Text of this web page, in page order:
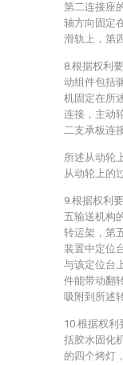
第二连接座
轴方向固定
滑轨上，第
8.根据权利
动组件包括
机固定在所
连接，主动
二支承板连
所述从动轮
从动轮上的
9.根据权利
五输送机构
转运架，第
装置中定位
与该定位台
件能带动翻
吸附到所述
10.根据权
括胶水固化
的四个烤灯